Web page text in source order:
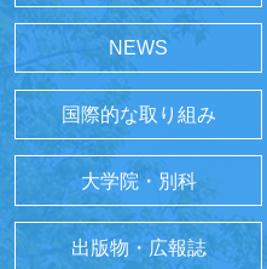
NEWS
国際的な取り組み
大学院・別科
出版物・広報誌